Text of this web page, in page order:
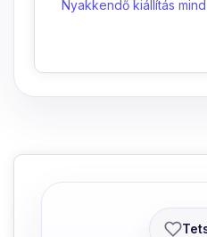
Nyakkendő kiállítás